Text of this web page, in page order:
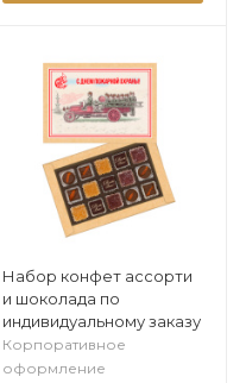
Набор конфет ассорти
и шоколада по
индивидуальному заказу
Корпоративное
оформление